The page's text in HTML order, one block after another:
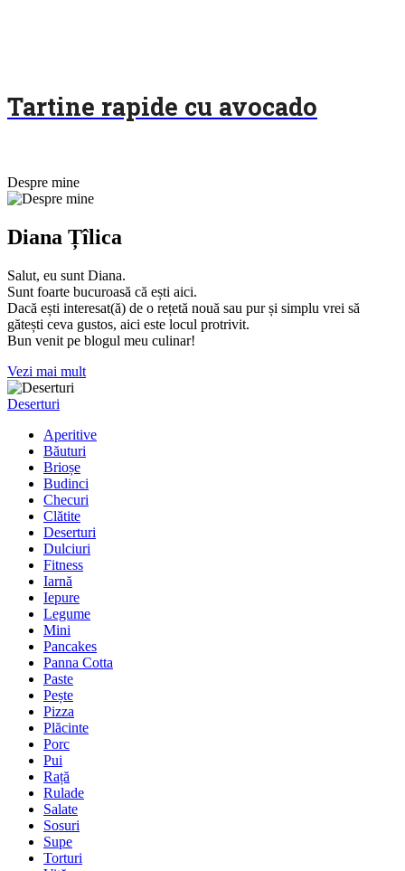
Tartine rapide cu avocado
Despre mine
Diana Țîlica
Salut, eu sunt Diana.
Sunt foarte bucuroasă că ești aici.
Dacă ești interesat(ă) de o rețetă nouă sau pur și simplu vrei să
gătești ceva gustos, aici este locul protrivit.
Bun venit pe blogul meu culinar!
Vezi mai mult
Deserturi
Aperitive
Băuturi
Brioșe
Budinci
Checuri
Clătite
Deserturi
Dulciuri
Fitness
Iarnă
Iepure
Legume
Mini
Pancakes
Panna Cotta
Paste
Pește
Pizza
Plăcinte
Porc
Pui
Rață
Rulade
Salate
Sosuri
Supe
Torturi